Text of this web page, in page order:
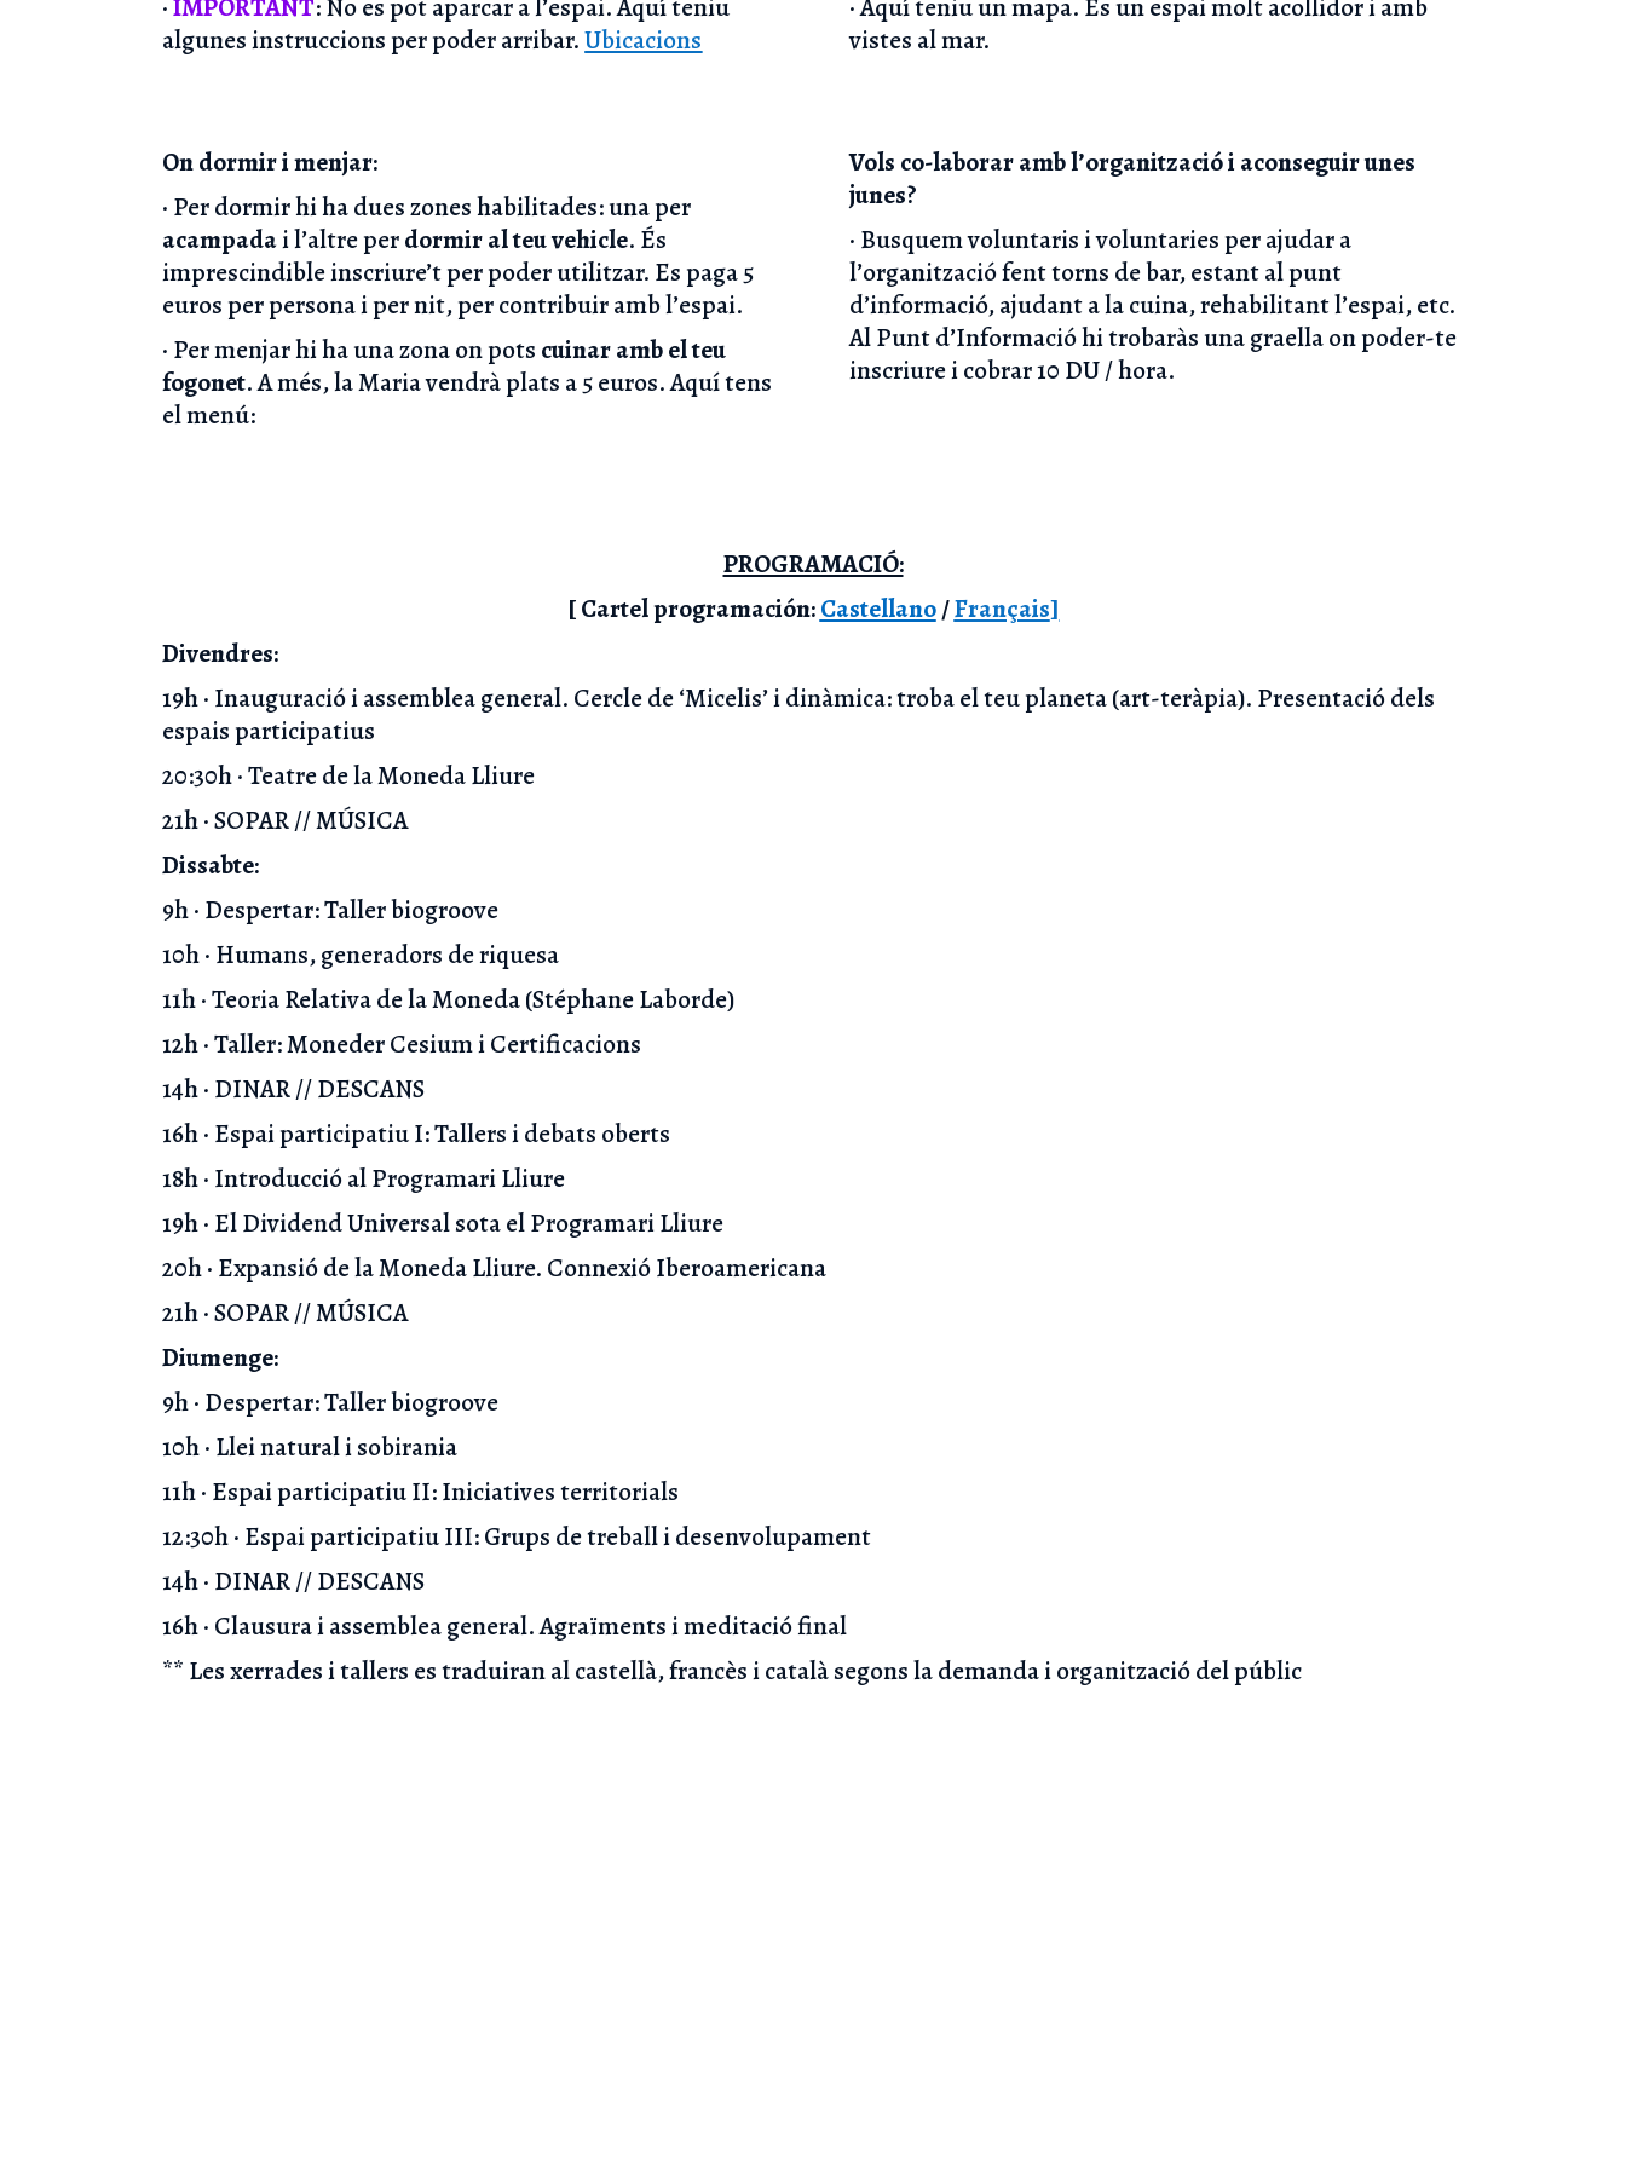
·IMPORTANT: No es pot aparcar a l’espai. Aquí teniu
algunes instruccions per poder arribar.Ubicacions
On dormir i menjar:
· Per dormir hi ha dues zones habilitades: una per
acampadai l’altre perdormir al teu vehicle. És
imprescindible inscriure’t per poder utilitzar. Es paga 5
euros per persona i per nit, per contribuir amb l’espai.
· Per menjar hi ha una zona on pots cuinar amb el teu
fogonet. A més, la Maria vendrà plats a 5 euros. Aquí tens
el menú:
· Aquí teniu un mapa. És un espai molt acollidor i amb
vistes al mar.
Vols co-laborar amb l’organització i aconseguir unes
junes?
· Busquem voluntaris i voluntaries per ajudar a
l’organització fent torns de bar, estant al punt
d’informació, ajudant a la cuina, rehabilitant l’espai, etc.
Al Punt d’Informació hi trobaràs una graella on poder-te
inscriure i cobrar 10 DU / hora.
PROGRAMACIÓ:
[ Cartel programación:Castellano/Français]
Divendres:
19h · Inauguració i assemblea general. Cercle de ‘Micelis’ i dinàmica: troba el teu planeta (art-teràpia). Presentació dels
espais participatius
20:30h · Teatre de la Moneda Lliure
21h · SOPAR // MÚSICA
Dissabte:
9h · Despertar: Taller biogroove
10h · Humans, generadors de riquesa
11h · Teoria Relativa de la Moneda (Stéphane Laborde)
12h · Taller: Moneder Cesium i Certificacions
14h · DINAR // DESCANS
16h · Espai participatiu I: Tallers i debats oberts
18h · Introducció al Programari Lliure
19h · El Dividend Universal sota el Programari Lliure
20h · Expansió de la Moneda Lliure. Connexió Iberoamericana
21h · SOPAR // MÚSICA
Diumenge:
9h · Despertar: Taller biogroove
10h · Llei natural i sobirania
11h · Espai participatiu II: Iniciatives territorials
12:30h · Espai participatiu III: Grups de treball i desenvolupament
14h · DINAR // DESCANS
16h · Clausura i assemblea general. Agraïments i meditació final
** Les xerrades i tallers es traduiran al castellà, francès i català segons la demanda i organització del públic